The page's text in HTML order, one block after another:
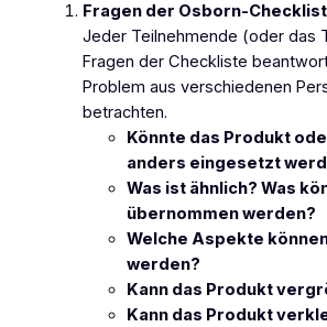
Fragen der Osborn-
Jeder Teilnehmende (oder das
Fragen der Checkliste
Problem aus verschiedenen
betrachten.
Könnte das Produkt
anders eingesetzt
Was ist ähnlich? Was
übernommen werden?
Welche Aspekte
werden?
Kann das Produkt
Kann das Produkt